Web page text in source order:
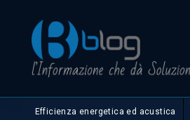
Efficienza energetica ed acustica